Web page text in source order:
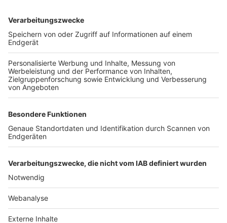
TOP-VEREINE
TOP-PARTNER
Nutzungsbedingungen Datenschutz Impressum